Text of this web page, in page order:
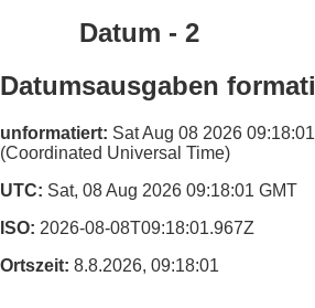
Datum - 2
Datumsausgaben
unformatiert: Sat Aug 08 2026
(Coordinated Universal Time)
UTC: Sat, 08 Aug 2026 09:18:01 GMT
ISO: 2026-08-08T09:18:01.967Z
Ortszeit: 8.8.2026, 09:18:01